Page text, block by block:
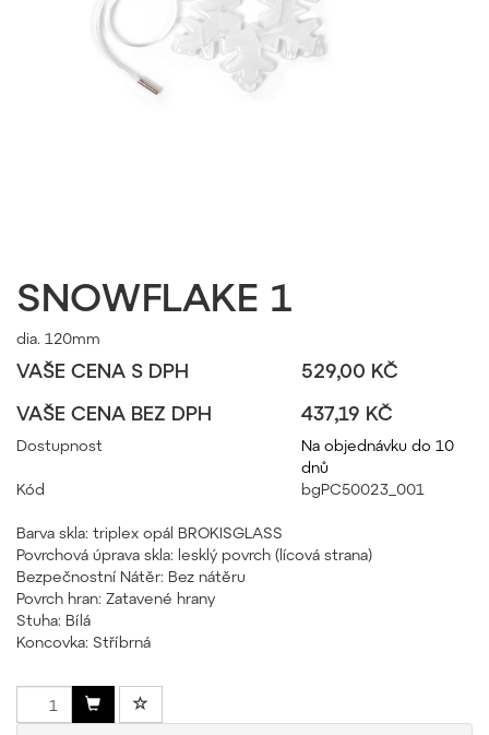
SNOWFLAKE 1
dia. 120mm
VAŠE CENA S DPH
529,00 KČ
VAŠE CENA BEZ DPH
437,19 KČ
Dostupnost
Na objednávku do 10
dnů
Kód
bgPC50023_001
Barva skla: triplex opál BROKISGLASS
Povrchová úprava skla: lesklý povrch (lícová strana)
Bezpečnostní Nátěr: Bez nátěru
Povrch hran: Zatavené hrany
Stuha: Bílá
Koncovka: Stříbrná